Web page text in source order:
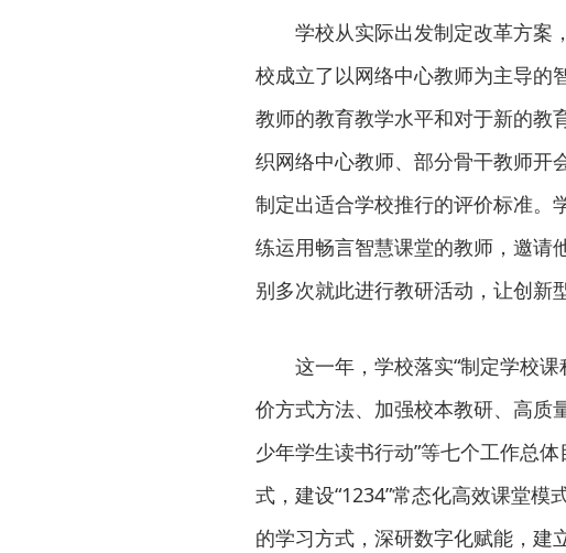
学校从实际出发制定改革方案
校成立了以网络中心教师为主导的
教师的教育教学水平和对于新的教
织网络中心教师、部分骨干教师开
制定出适合学校推行的评价标准。
练运用畅言智慧课堂的教师，邀请
别多次就此进行教研活动，让创新
这一年，学校落实“制定学校
价方式方法、加强校本教研、高质
少年学生读书行动”等七个工作总
式，建设“1234”常态化高效课堂
的学习方式，深研数字化赋能，建